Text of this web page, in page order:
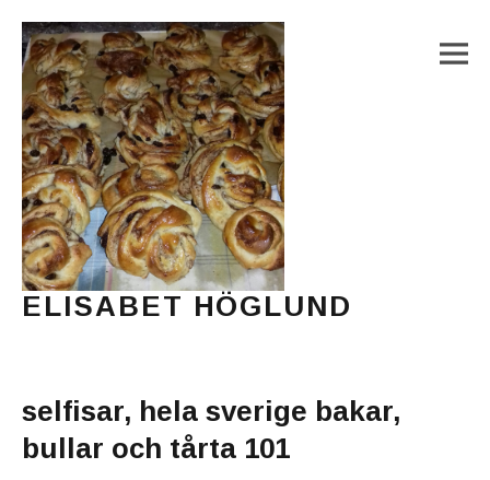
ELISABET HÖGLUND
selfisar, hela sverige bakar,
bullar och tårta 101